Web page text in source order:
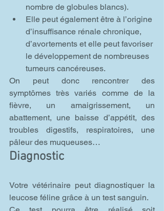
nombre de globules blancs).
Elle peut également être à l’origine
d’insuffisance rénale chronique,
d’avortements et elle peut favoriser
le développement de nombreuses
tumeurs cancéreuses.
On peut donc rencontrer des
symptômes très variés comme de la
fièvre, un amaigrissement, un
abattement, une baisse d’appétit, des
troubles digestifs, respiratoires, une
pâleur des muqueuses…
Diagnostic
Votre vétérinaire peut diagnostiquer la
leucose féline grâce à un test sanguin.